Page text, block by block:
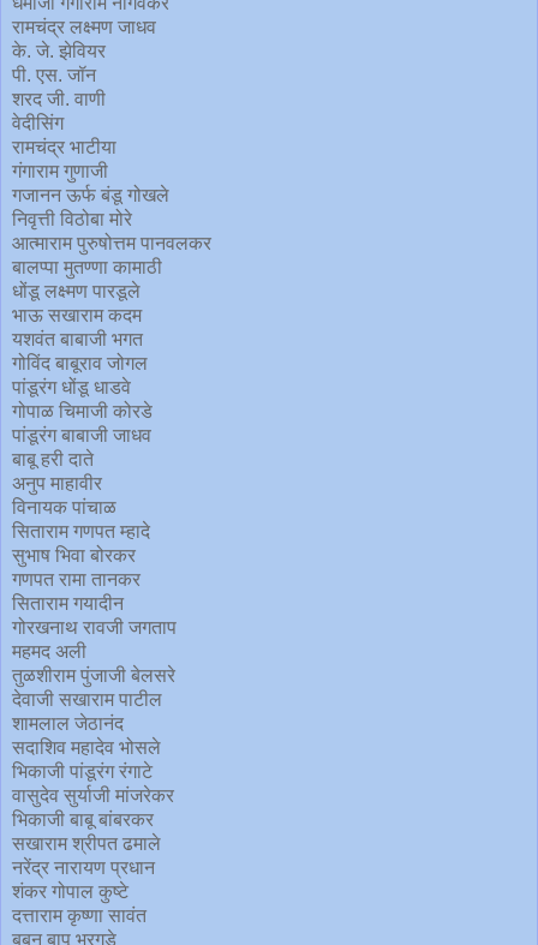
रामचंद्र लक्ष्मण जाधव
के. जे. झेवियर
पी. एस. जॉन
शरद जी. वाणी
वेदीसिंग
रामचंद्र भाटीया
गंगाराम गुणाजी
गजानन ऊर्फ बंडू गोखले
निवृत्ती विठोबा मोरे
आत्माराम पुरुषोत्तम पानवलकर
बालप्पा मुतण्णा कामाठी
धोंडू लक्ष्मण पारडूले
भाऊ सखाराम कदम
यशवंत बाबाजी भगत
गोविंद बाबूराव जोगल
पांडूरंग धोंडू धाडवे
गोपाळ चिमाजी कोरडे
पांडूरंग बाबाजी जाधव
बाबू हरी दाते
अनुप माहावीर
विनायक पांचाळ
सिताराम गणपत म्हादे
सुभाष भिवा बोरकर
गणपत रामा तानकर
सिताराम गयादीन
गोरखनाथ रावजी जगताप
महमद अली
तुळशीराम पुंजाजी बेलसरे
देवाजी सखाराम पाटील
शामलाल जेठानंद
सदाशिव महादेव भोसले
भिकाजी पांडूरंग रंगाटे
वासुदेव सुर्याजी मांजरेकर
भिकाजी बाबू बांबरकर
सखाराम श्रीपत ढमाले
नरेंद्र नारायण प्रधान
शंकर गोपाल कुष्टे
दत्ताराम कृष्णा सावंत
बबन बापू भरगुडे